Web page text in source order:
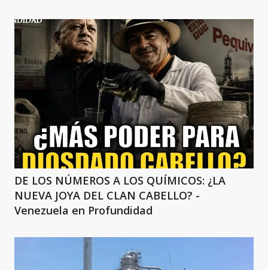
DE LOS NÚMEROS A LOS QUÍMICOS: ¿LA
NUEVA JOYA DEL CLAN CABELLO? -
Venezuela en Profundidad